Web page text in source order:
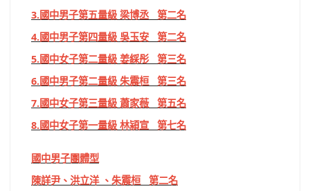
3.國中男子第五量級 梁博丞 第二名
4.國中男子第四量級 吳玉安 第二名
5.國中女子第二量級 姜綵彤 第三名
6.國中男子第二量級 朱震桓 第三名
7.國中女子第三量級 蕭家薇 第五名
8.國中女子第一量級 林潁宣 第七名
國中男子團體型
陳詳尹、洪立洋 、朱震桓 第二名